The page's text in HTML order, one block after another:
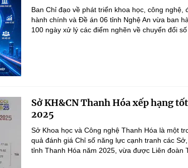
Ban Chỉ đạo về phát triển khoa học, công
hành chính và Đề án 06 tỉnh Nghệ An vừa ban
100 ngày xử lý các điểm nghẽn về chuyển đổi
Sở KH&CN Thanh Hóa xếp hạng
2025
Sở Khoa học và Công nghệ Thanh Hóa là một
quả đánh giá Chỉ số năng lực cạnh tranh các
tỉnh Thanh Hóa năm 2025, vừa được Liên đoàn